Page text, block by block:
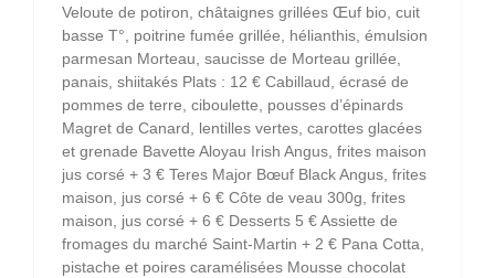
Veloute de potiron, châtaignes grillées Œuf bio, cuit
basse T°, poitrine fumée grillée, hélianthis, émulsion
parmesan Morteau, saucisse de Morteau grillée,
panais, shiitakés Plats : 12 € Cabillaud, écrasé de
pommes de terre, ciboulette, pousses d’épinards
Magret de Canard, lentilles vertes, carottes glacées
et grenade Bavette Aloyau Irish Angus, frites maison
jus corsé + 3 € Teres Major Bœuf Black Angus, frites
maison, jus corsé + 6 € Côte de veau 300g, frites
maison, jus corsé + 6 € Desserts 5 € Assiette de
fromages du marché Saint-Martin + 2 € Pana Cotta,
pistache et poires caramélisées Mousse chocolat